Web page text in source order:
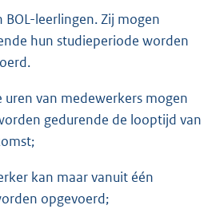
BOL-leerlingen. Zij mogen
hun studieperiode worden
uren van medewerkers mogen
gedurende de looptijd van
kan maar vanuit één
opgevoerd;